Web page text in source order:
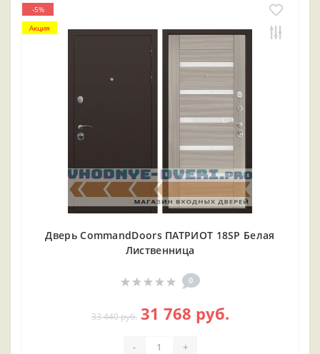
-5%
Акция
Дверь CommandDoors ПАТРИОТ 18SP Белая
Лиственница
0
33 440 руб. 31 768 руб.
- +